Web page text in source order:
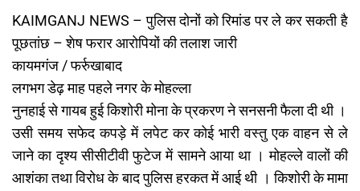
KAIMGANJ NEWS – पुलिस दोनों को रिमांड पर ले कर सकती है
पूछतांछ – शेष फरार आरोपियों की तलाश जारी
कायमगंज / फर्रुखाबाद
लगभग डेढ़ माह पहले नगर के मोहल्ला
नुनहाई से गायब हुई किशोरी मोना के प्रकरण ने सनसनी फैला दी थी ।
उसी समय सफेद कपड़े में लपेट कर कोई भारी वस्तु एक वाहन से ले
जाने का दृश्य सीसीटीवी फुटेज में सामने आया था । मोहल्ले वालों की
आशंका तथा विरोध के बाद पुलिस हरकत में आई थी । किशोरी के मामा